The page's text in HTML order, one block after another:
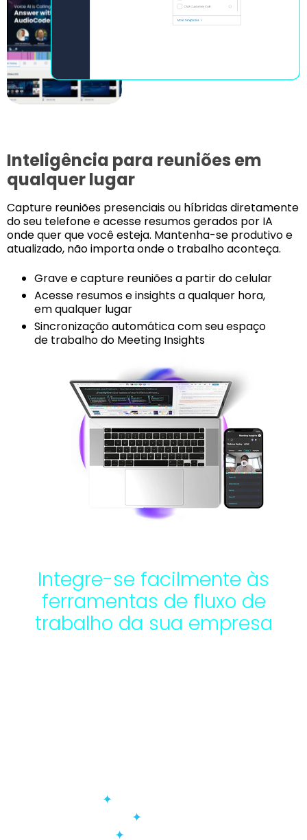
Inteligência para reuniões em
qualquer lugar
Capture reuniões presenciais ou híbridas diretamente
do seu telefone e acesse resumos gerados por IA
onde quer que você esteja. Mantenha-se produtivo e
atualizado, não importa onde o trabalho aconteça.
Grave e capture reuniões a partir do celular
Acesse resumos e insights a qualquer hora,
em qualquer lugar
Sincronização automática com seu espaço
de trabalho do Meeting Insights
Integre-se facilmente às
ferramentas de fluxo de
trabalho da sua empresa